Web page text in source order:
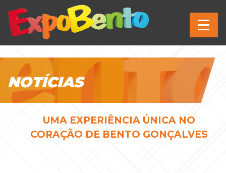
NOTÍCIAS
UMA EXPERIÊNCIA ÚNICA NO
CORAÇÃO DE BENTO GONÇALVES